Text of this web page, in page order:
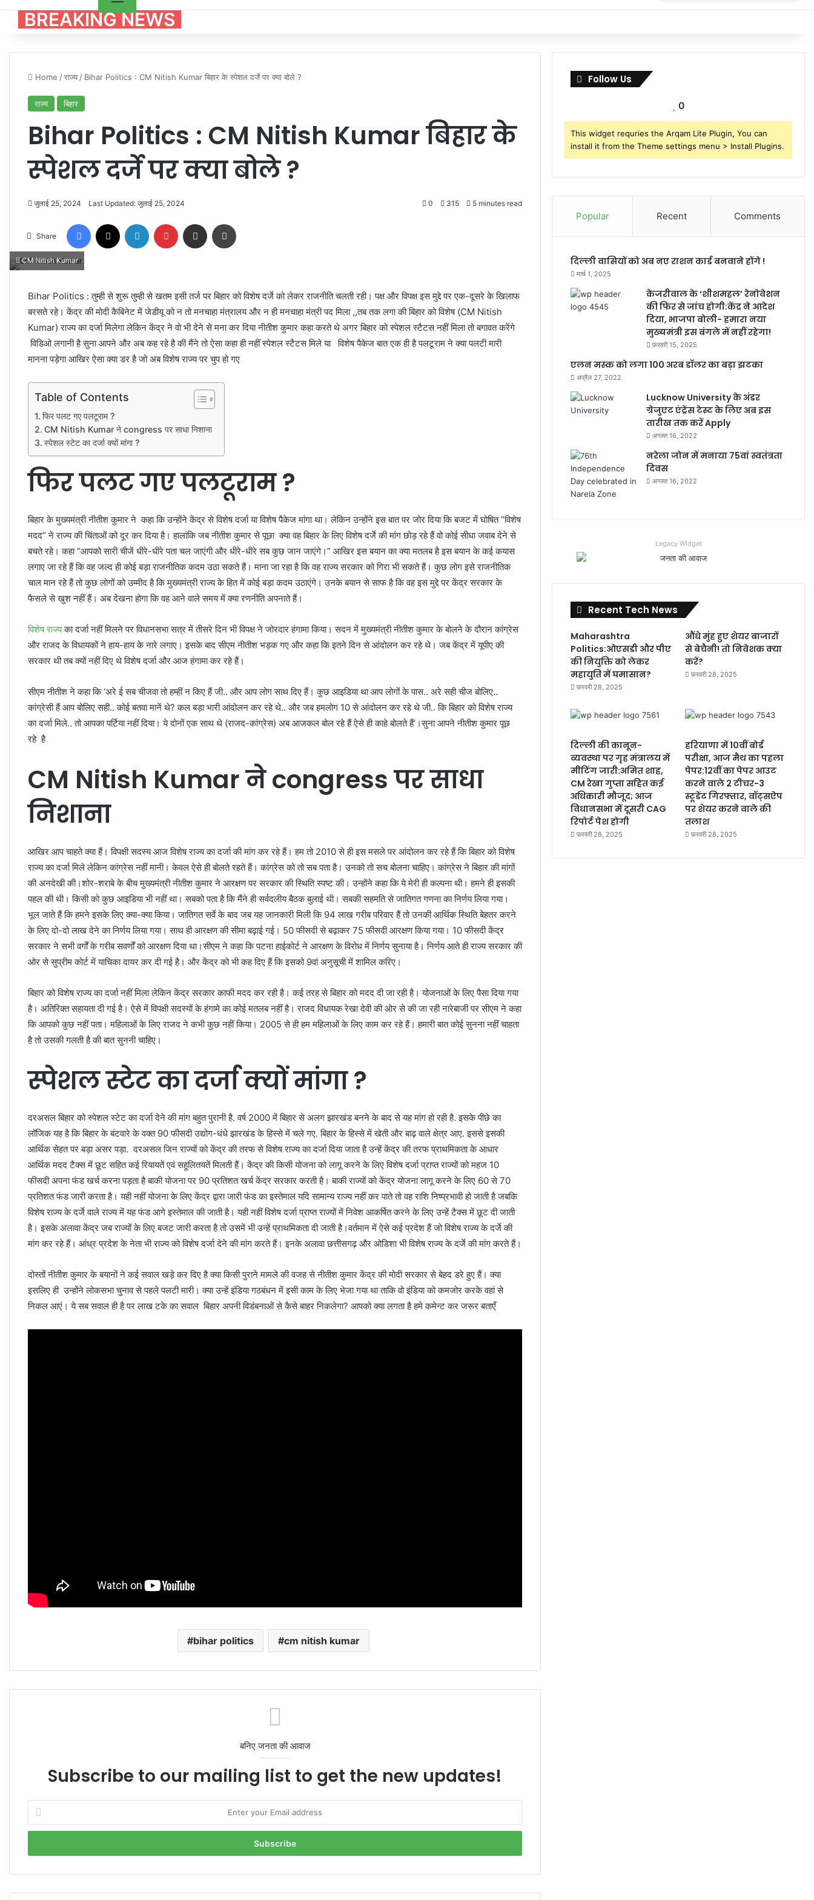
for
BREAKING NEWS
Home /राज्य / Bihar Politics : CM Nitish Kumar बिहार के स्पेशल दर्जे पर क्या बोले ?
राज्य बिहार
Bihar Politics : CM Nitish Kumar बिहार के
स्पेशल दर्जे पर क्या बोले ?
जुलाई 25, 2024 Last Updated: जुलाई 25, 2024 0 315 5 minutes read
Share
Facebook LinkedIn Pinterest Share via Email
CM Nitish Kumar
Bihar Politics : तुम्ही से शुरू तुम्ही से खतम इसी तर्ज पर बिहार को विशेष दर्जे को लेकर राजनीति चलती रही। पक्ष और विपक्ष इस मुद्दे पर एक-दूसरे के खिलाफ
बरसते रहे। केंद्र की मोदी कैबिनेट में जेडीयू को न तो मनचाहा मंत्रालय और न ही मनचाहा मंत्री पद मिला ,,तब तक लगा की बिहार को विशेष (CM Nitish
Kumar) राज्य का दर्जा मिलेगा लेकिन केंद्र ने वो भी देने से मना कर दिया नीतीश कुमार कहा करते थे अगर बिहार को स्पेशल स्टैटस नहीं मिला तो बगावत करेंगे
विडिओ लगानी है सुना आपने और अब कह रहे है की मैंने तो ऐसा कहा ही नहीं स्पेशल स्टैटस मिले या विशेष पैकेज बात एक ही है पलटूराम ने क्या पलटी मारी
मानना पड़ेगा आखिर ऐसा क्या डर है जो अब विशेष राज्य पर चुप हो गए
Table of Contents
फिर पलट गए पलटूराम ?
CM Nitish Kumar ने congress पर साधा निशाना
स्पेशल स्टेट का दर्जा क्यों मांगा ?
फिर पलट गए पलटूराम ?
बिहार के मुख्यमंत्री नीतीश कुमार ने कहा कि उन्होंने केंद्र से विशेष दर्जा या विशेष पैकेज मांगा था। लेकिन उन्होंने इस बात पर जोर दिया कि बजट में घोषित “विशेष
मदद” ने राज्य की चिंताओं को दूर कर दिया है। हालांकि जब नीतीश कुमार से पूछा क्या वह बिहार के लिए विशेष दर्जे की मांग छोड़ रहे हैं वो कोई सीधा जवाब देने से
बचते रहे। कहा “आपको सारी चीजें धीरे-धीरे पता चल जाएंगी और धीरे-धीरे सब कुछ जान जाएंगे।” आखिर इस बयान का क्या मतलब है इस बयान के कई कयास
लगाए जा रहे हैं कि वह जल्द ही कोई बड़ा राजनीतिक कदम उठा सकते हैं। माना जा रहा है कि वह राज्य सरकार को गिरा भी सकते हैं। कुछ लोग इसे राजनीतिक
चाल मान रहे हैं तो कुछ लोगों को उम्मीद है कि मुख्यमंत्री राज्य के हित में कोई बड़ा कदम उठाएंगे। उनके बयान से साफ है कि वह इस मुद्दे पर केंद्र सरकार के
फैसले से खुश नहीं हैं। अब देखना होगा कि वह आने वाले समय में क्या रणनीति अपनाते हैं।
विशेष राज्यका दर्जा नहीं मिलने पर विधानसभा सत्र में तीसरे दिन भी विपक्ष ने जोरदार हंगामा किया। सदन में मुख्यमंत्री नीतीश कुमार के बोलने के दौरान कांग्रेस
और राजद के विधायकों ने हाय-हाय के नारे लगाए। इसके बाद सीएम नीतीश भड़क गए और कहा कि इतने दिन से आंदोलन कर रहे थे। जब केंद्र में यूपीए की
सरकार थी तब क्यों नहीं दिए थे विशेष दर्जा और आज हंगामा कर रहे हैं।
सीएम नीतीश ने कहा कि ‘अरे ई सब चीजवा तो हम्हीं न किए हैं जी.. और आप लोग साथ दिए हैं। कुछ आइडिया था आप लोगों के पास.. अरे सही चीज बोलिए..
कांग्रेसी हैं आप बोलिए सही.. कोई बतवा मानें थे? कल बड़ा भारी आंदोलन कर रहे थे.. और जब हमलोग 10 से आंदोलन कर रहे थे जी.. कि बिहार को विशेष राज्य
का दर्जा मिले.. तो आपका पर्टिया नहीं दिया। ये दोनों एक साथ थे (राजद-कांग्रेस) अब आजकल बोल रहे हैं ऐसे ही काहे बोलते हैं’।सुना आपने नीतीश कुमार पूछ
रहे है
CM Nitish Kumar ने congress पर साधा
निशाना
आखिर आप चाहते क्या हैं। विपक्षी सदस्य आज विशेष राज्य का दर्जा की मांग कर रहे हैं। हम तो 2010 से ही इस मसले पर आंदोलन कर रहे हैं कि बिहार को विशेष
राज्य का दर्जा मिले लेकिन कांग्रेस नहीं मानी। केवल ऐसे ही बोलते रहते हैं। कांग्रेस को तो सब पता है। उनको तो सच बोलना चाहिए। कांग्रेस ने बिहार की मांगों
की अनदेखी की।शोर-शराबे के बीच मुख्यमंत्री नीतीश कुमार ने आरक्षण पर सरकार की स्थिति स्पष्ट की। उन्होंने कहा कि ये मेरी ही कल्पना थी। हमने ही इसकी
पहल की थी। किसी को कुछ आइडिया भी नहीं था। सबको पता है कि मैंने ही सर्वदलीय बैठक बुलाई थी। सबकी सहमति से जातिगत गणना का निर्णय लिया गया।
भूल जाते हैं कि हमने इसके लिए क्या-क्या किया। जातिगत सर्वे के बाद जब यह जानकारी मिली कि 94 लाख गरीब परिवार हैं तो उनकी आर्थिक स्थिति बेहतर करने
के लिए दो-दो लाख देने का निर्णय लिया गया। साथ ही आरक्षण की सीमा बढ़ाई गई। 50 फीसदी से बढ़ाकर 75 फीसदी आरक्षण किया गया। 10 फीसदी केंद्र
सरकार ने सभी वर्गों के गरीब सवर्णों को आरक्षण दिया था।सीएम ने कहा कि पटना हाईकोर्ट ने आरक्षण के विरोध में निर्णय सुनाया है। निर्णय आते ही राज्य सरकार की
ओर से सुप्रीम कोर्ट में याचिका दायर कर दी गई है। और केंद्र को भी कह दिए हैं कि इसको 9वां अनुसूची में शामिल करिए।
बिहार को विशेष राज्य का दर्जा नहीं मिला लेकिन केंद्र सरकार काफी मदद कर रही है। कई तरह से बिहार को मदद दी जा रही है। योजनाओं के लिए पैसा दिया गया
है। अतिरिक्त सहायता दी गई है। ऐसे में विपक्षी सदस्यों के हंगामे का कोई मतलब नहीं है। राजद विधायक रेखा देवी की ओर से की जा रही नारेबाजी पर सीएम ने कहा
कि आपको कुछ नहीं पता। महिलाओं के लिए राजद ने कभी कुछ नहीं किया। 2005 से ही हम महिलाओं के लिए काम कर रहे हैं। हमारी बात कोई सुनना नहीं चाहता
है तो उसकी गलती है की बात सुननी चाहिए।
स्पेशल स्टेट का दर्जा क्यों मांगा ?
दरअसल बिहार को स्पेशल स्टेट का दर्जा देने की मांग बहुत पुरानी है. वर्ष 2000 में बिहार से अलग झारखंड बनने के बाद से यह मांग हो रही है. इसके पीछे का
लॉजिक यह है कि बिहार के बंटवारे के वक्त 90 फीसदी उद्योग-धंधे झारखंड के हिस्से में चले गए. बिहार के हिस्से में खेती और बाढ़ वाले क्षेत्र आए. इससे इसकी
आर्थिक सेहत पर बड़ा असर पड़ा. दरअसल जिन राज्यों को केंद्र की तरफ से विशेष राज्य का दर्जा दिया जाता है उन्हें केंद्र की तरफ प्राथमिकता के आधार
आर्थिक मदद टैक्स में छूट सहित कई रियायतें एवं सहूलितयतें मिलती हैं। केंद्र की किसी योजना को लागू करने के लिए विशेष दर्जा प्राप्त राज्यों को महज 10
फीसदी अपना फंड खर्च करना पड़ता है बाकी योजना पर 90 प्रतिशत खर्च केंद्र सरकार करती है। बाकी राज्यों को केंद्र योजना लागू करने के लिए 60 से 70
प्रतिशत फंड जारी करता है। यही नहीं योजना के लिए केंद्र द्वारा जारी फंड का इस्तेमाल यदि सामान्य राज्य नहीं कर पाते तो वह राशि निष्प्रभावी हो जाती है जबकि
विशेष राज्य के दर्जे वाले राज्य में यह फंड आगे इस्तेमाल की जाती है। यही नहीं विशेष दर्जा प्राप्त राज्यों में निवेश आकर्षित करने के लिए उन्हें टैक्स में छूट दी जाती
है। इसके अलावा केंद्र जब राज्यों के लिए बजट जारी करता है तो उसमें भी उन्हें प्राथमिकता दी जाती है।वर्तमान में ऐसे कई प्रदेश हैं जो विशेष राज्य के दर्जे की
मांग कर रहे हैं। आंध्र प्रदेश के नेता भी राज्य को विशेष दर्जा देने की मांग करते हैं। इनके अलावा छत्तीसगढ़ और ओडिशा भी विशेष राज्य के दर्जे की मांग करते हैं।
दोस्तों नीतीश कुमार के बयानों ने कई सवाल खड़े कर दिए है क्या किसी पुराने मामले की वजह से नीतीश कुमार केंद्र की मोदी सरकार से बेहद डरे हुए हैं। क्या
इसलिए ही उन्होंने लोकसभा चुनाव से पहले पलटी मारी। क्या उन्हें इंडिया गठबंधन में इसी काम के लिए भेजा गया था ताकि वो इंडिया को कमजोर करके वहां से
निकल आएं। ये सब सवाल ही है पर लाख टके का सवाल बिहार अपनी विडंबनाओं से कैसे बाहर निकलेगा? आपको क्या लगता है हमे कमेन्ट कर जरूर बताएँ
bihar politics cm nitish kumar
बनिए जनता की आवाज
Subscribe to our mailing list to get the new updates!
your
Email
Follow Us
0
This widget requries the Arqam Lite Plugin, You can
install it from the Theme settings menu > Install Plugins.
Popular Recent Comments
दिल्ली वासियों को अब नए राशन कार्ड बनवाने होंगे !
मार्च 1, 2025
केजरीवाल के ‘शीशमहल’ रेनोवेशन
की फिर से जांच होगी:केंद्र ने आदेश
दिया, भाजपा बोली- हमारा नया
मुख्यमंत्री इस बंगले में नहीं रहेगा!
फ़रवरी 15, 2025
एलन मस्क को लगा 100 अरब डॉलर का बड़ा झटका
अप्रैल 27, 2022
Lucknow University के अंडर
ग्रेजुएट एंट्रेंस टेस्ट के लिए अब इस
तारीख तक करें Apply
अगस्त 16, 2022
नरेला जोन में मनाया 75वां स्वतंत्रता
दिवस
अगस्त 16, 2022
Legacy Widget
Recent Tech News
Maharashtra
Politics:ओएसडी और पीए
की नियुक्ति को लेकर
महायुति में घमासान?
फ़रवरी 28, 2025
औंधे मुंह हुए शेयर बाजारों
से बेचैनी! तो निवेशक क्या
करें?
फ़रवरी 28, 2025
दिल्ली की कानून-
व्यवस्था पर गृह मंत्रालय में
मीटिंग जारी:अमित शाह,
CM रेखा गुप्ता सहित कई
अधिकारी मौजूद; आज
विधानसभा में दूसरी CAG
रिपोर्ट पेश होगी
फ़रवरी 28, 2025
हरियाणा में 10वीं बोर्ड
परीक्षा, आज मैथ का पहला
पेपर:12वीं का पेपर आउट
करने वाले 2 टीचर-3
स्टूडेंट गिरफ्तार, वॉट्सऐप
पर शेयर करने वाले की
तलाश
फ़रवरी 28, 2025